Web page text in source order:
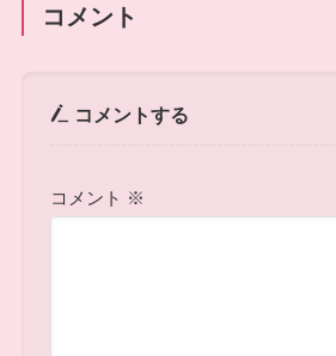
コメント
コメントする
コメント ※